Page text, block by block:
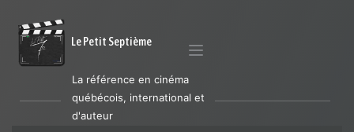
Le Petit Septième
La référence en cinéma
québécois, international et
d'auteur